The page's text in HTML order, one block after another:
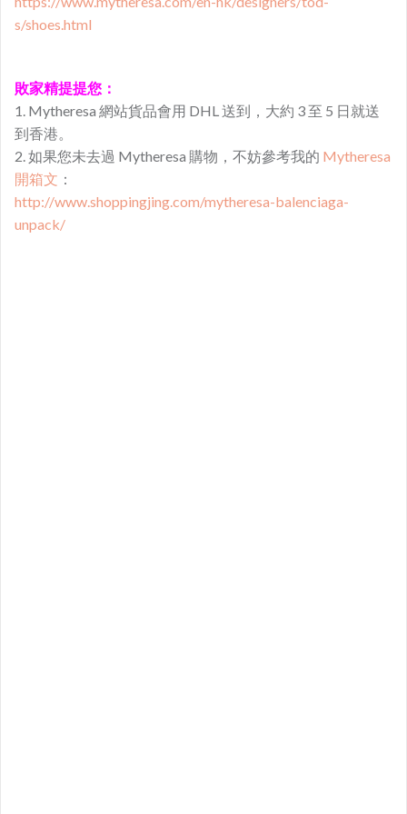
s/shoes.html
敗家精提提您：
1. Mytheresa 網站貨品會用 DHL 送到，大約 3 至 5 日就送
到香港。
2. 如果您未去過 Mytheresa 購物，不妨參考我的 Mytheresa
開箱文 ：
http://www.shoppingjing.com/mytheresa-balenciaga-
unpack/